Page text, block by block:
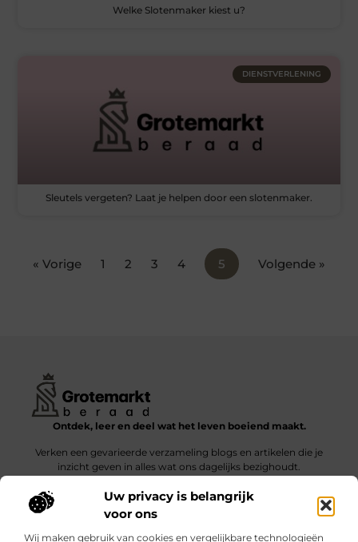
Uw privacy is belangrijk
voor ons
Wij maken gebruik van cookies en vergelijkbare technologieën
Welke Slotenmaker kiest u?
DIENSTVERLENING
Sleutels vergeten? Laat je helpen door een slotenmaker.
« Vorige 1 2 3 4 5 Volgende »
Ontdek, leer en deel wat het leven boeiend maakt.
Verken een gevarieerde verzameling blogs en artikelen die je
inzicht geven in alles wat ons dagelijks bezighoudt.
Bericht categorie